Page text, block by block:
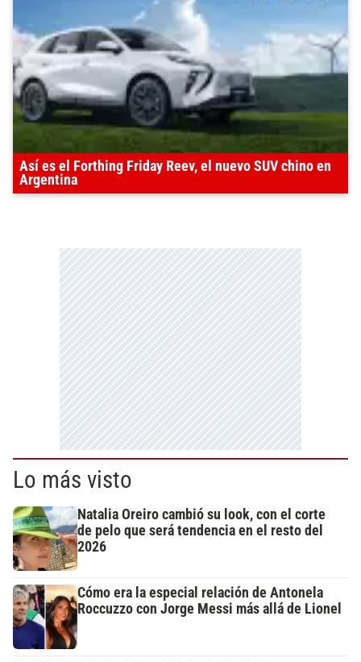
Así es el Forthing Friday Reev, el nuevo SUV chino en
Argentina
Lo más visto
Natalia Oreiro cambió su look, con el corte
de pelo que será tendencia en el resto del
2026
Cómo era la especial relación de Antonela
Roccuzzo con Jorge Messi más allá de Lionel